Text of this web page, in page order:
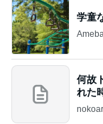
学童
何故
れた